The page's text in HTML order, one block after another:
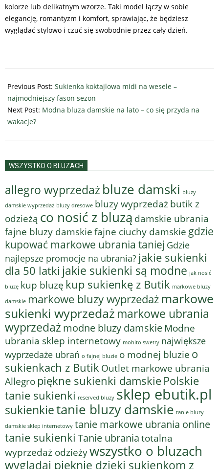
kolorze lub delikatnym wzorze. Taki model łączy w sobie
elegancję, romantyzm i komfort, sprawiając, że będziesz
wyglądać stylowo i czuć się swobodnie przez cały dzień.
07-
19
Previous Post: Sukienka koktajlowa midi na wesele –
najmodniejszy fason sezon
Next Post: Modna bluza damskie na lato – co się przyda na
wakacje?
WSZYSTKO O BLUZACH
allegro wyprzedaż bluze damski bluzy
damskie wyprzedaż bluzy dresowe bluzy wyprzedaż butik z
odzieżą co nosić z bluzą damskie ubrania
fajne bluzy damskiefajne ciuchy damskie gdzie
kupować markowe ubrania taniej Gdzie
najlepsze promocje na ubrania? jakie sukienki
dla 50 latki jakie sukienki są modne jak nosić
bluzę kup bluzę kup sukienkę z Butik markowe bluzy
damskie markowe bluzy wyprzedaż markowe
sukienki wyprzedaż markowe ubrania
wyprzedaż modne bluzy damskie Modne
ubrania sklep internetowy mohito swetry największe
wyprzedaże ubrań o fajnej bluzie o modnej bluzie o
sukienkach z Butik Outlet markowe ubrania
Allegropiękne sukienki damskie Polskie
tanie sukienki reserved bluzy sklep ebutik.pl
sukienkietanie bluzy damskie tanie bluzy
damskie sklep internetowy tanie markowe ubrania online
tanie sukienki Tanie ubrania totalna
wyprzedaż odzieżywszystko o bluzach
wyglądaj pięknie dzięki sukienkom z